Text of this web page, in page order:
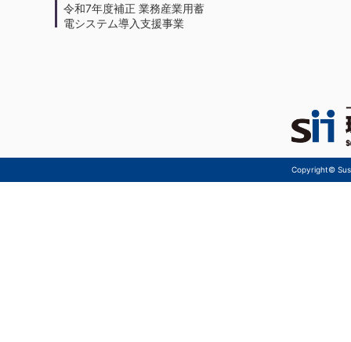
令和7年度補正 業務産業用蓄
電システム導入支援事業
Copyright©